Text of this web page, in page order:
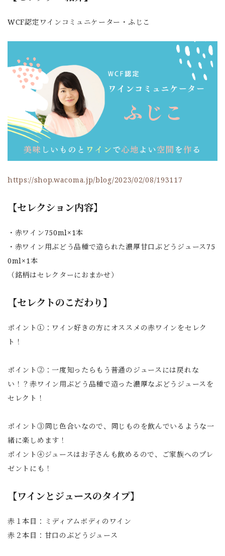
WCF認定ワインコミュニケーター・ふじこ
https://shop.wacoma.jp/blog/2023/02/08/193117
【セレクション内容】
・赤ワイン750ml×1本
・赤ワイン用ぶどう品種で造られた濃厚甘口ぶどうジュース75
0ml×1本
（銘柄はセレクターにおまかせ）
【セレクトのこだわり】
ポイント①：ワイン好きの方にオススメの赤ワインをセレク
ト！
ポイント②：一度知ったらもう普通のジュースには戻れな
い！？赤ワイン用ぶどう品種で造った濃厚なぶどうジュースを
セレクト！
ポイント③同じ色合いなので、同じものを飲んでいるような一
緒に楽しめます！
ポイント④ジュースはお子さんも飲めるので、ご家族へのプレ
ゼントにも！
【ワインとジュースのタイプ】
赤１本目：ミディアムボディのワイン
赤２本目：甘口のぶどうジュース